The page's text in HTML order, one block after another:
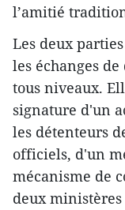
l’amitié
Les deux
les échanges
tous niveaux.
signature d'un
les détenteurs
officiels, d'un
mécanisme de
deux